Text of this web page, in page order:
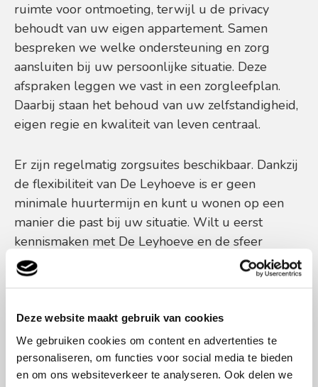
Deze website maakt gebruik van cookies
We gebruiken cookies om content en advertenties te
personaliseren, om functies voor social media te bieden
en om ons websiteverkeer te analyseren. Ook delen we
ruimte voor ontmoeting, terwijl u de privacy
behoudt van uw eigen appartement. Samen
bespreken we welke ondersteuning en zorg
aansluiten bij uw persoonlijke situatie. Deze
afspraken leggen we vast in een zorgleefplan.
Daarbij staan het behoud van uw zelfstandigheid,
eigen regie en kwaliteit van leven centraal.
Er zijn regelmatig zorgsuites beschikbaar. Dankzij
de flexibiliteit van De Leyhoeve is er geen
minimale huurtermijn en kunt u wonen op een
manier die past bij uw situatie. Wilt u eerst
kennismaken met De Leyhoeve en de sfeer
ervaren? Vraag dan een rondleiding aan via
onderstaand formulier.